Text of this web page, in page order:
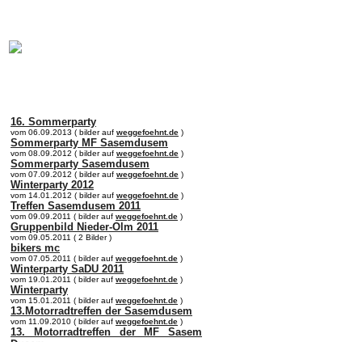
16. Sommerparty
vom 06.09.2013 ( bilder auf weggefoehnt.de )
Sommerparty MF Sasemdusem
vom 08.09.2012 ( bilder auf weggefoehnt.de )
Sommerparty Sasemdusem
vom 07.09.2012 ( bilder auf weggefoehnt.de )
Winterparty 2012
vom 14.01.2012 ( bilder auf weggefoehnt.de )
Treffen Sasemdusem 2011
vom 09.09.2011 ( bilder auf weggefoehnt.de )
Gruppenbild Nieder-Olm 2011
vom 09.05.2011 ( 2 Bilder )
bikers mc
vom 07.05.2011 ( bilder auf weggefoehnt.de )
Winterparty SaDU 2011
vom 19.01.2011 ( bilder auf weggefoehnt.de )
Winterparty
vom 15.01.2011 ( bilder auf weggefoehnt.de )
13.Motorradtreffen der Sasemdusem
vom 11.09.2010 ( bilder auf weggefoehnt.de )
13. Motorradtreffen der MF Sasem